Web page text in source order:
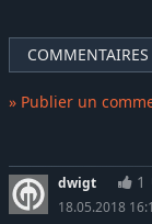
COMMENTAIRES
» Publier un
dwigt 1
18.05.2018